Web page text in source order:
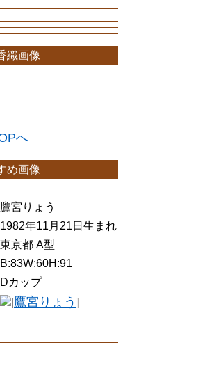
織画像
へ
め画像
鷹宮りょう
1982年11月21日生まれ
東京都 A型
B:83W:60H:91
Dカップ
[鷹宮りょう ]